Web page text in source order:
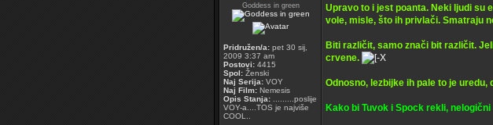
Goddess in green
Pridružen/a: pet 30 sij,
2009 3:37 am
Postovi: 4415
Spol: Ženski
Naj Serija: VOY
Naj Film: Nemesis
Opis Stanja: .........poslije
VOY-a....TOS je najviše
COOL..
Upravo to i jest poanta. Neki ljudi su
vole, misle, što ih privlači. Smatraju
Biti različit, samo znači bit različit.
crvene.
Odnosno, lezbijke ih pale to je
Kako bi Tuvok i Spock rekli, nelogični